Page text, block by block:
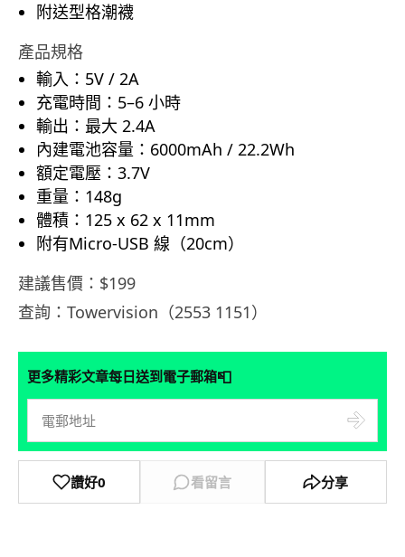
附送型格潮襪
產品規格
輸入：5V / 2A
充電時間：5–6 小時
輸出：最大 2.4A
內建電池容量：6000mAh / 22.2Wh
額定電壓：3.7V
重量：148g
體積：125 x 62 x 11mm
附有Micro-USB 線（20cm）
建議售價：$199
查詢：Towervision（2553 1151）
更多精彩文章每日送到電子郵箱📮
讚好0 看留言 分享